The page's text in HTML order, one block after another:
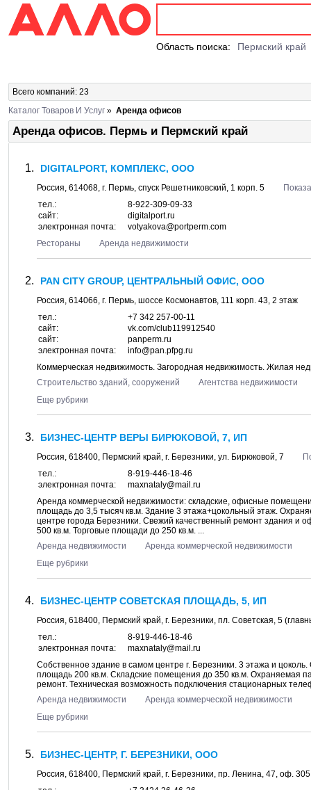
Область поиска: Пермский край
Всего компаний: 23
Каталог Товаров И Услуг » Аренда офисов
Аренда офисов. Пермь и Пермский край
DIGITALPORT, КОМПЛЕКС, ООО
Россия, 614068, г. Пермь, спуск Решетниковский, 1 корп. 5
тел.:
8-922-309-09-33
сайт:
digitalport.ru
электронная почта:
votyakova@portperm.com
Рестораны
Аренда недвижимости
PAN CITY GROUP, ЦЕНТРАЛЬНЫЙ ОФИС, ООО
Россия, 614066, г. Пермь, шоссе Космонавтов, 111 корп. 43, 2 этаж
тел.:
+7 342 257-00-11
сайт:
vk.com/club119912540
сайт:
panperm.ru
электронная почта:
info@pan.pfpg.ru
Коммерческая недвижимость. Загородная недвижимость. Жилая
Строительство зданий, сооружений
Агентства недвижимости
Еще рубрики
БИЗНЕС-ЦЕНТР ВЕРЫ БИРЮКОВОЙ, 7, ИП
Россия, 618400, Пермский край, г. Березники, ул. Бирюковой, 7
тел.:
8-919-446-18-46
электронная почта:
maxnataly@mail.ru
Аренда коммерческой недвижимости: складские, офисные
площадь до 3,5 тысяч кв.м. Здание 3 этажа+цокольный этаж.
центре города Березники. Свежий качественный ремонт здания и
500 кв.м. Торговые площади до 250 кв.м. ...
Аренда недвижимости
Аренда коммерческой недвижимости
Еще рубрики
БИЗНЕС-ЦЕНТР СОВЕТСКАЯ ПЛОЩАДЬ, 5, ИП
Россия, 618400, Пермский край, г. Березники, пл. Советская, 5
тел.:
8-919-446-18-46
электронная почта:
maxnataly@mail.ru
Собственное здание в самом центре г. Березники. 3 этажа и
площадь 200 кв.м. Складские помещения до 350 кв.м. Охраняемая
ремонт. Техническая возможность подключения стационарных
Аренда недвижимости
Аренда коммерческой недвижимости
Еще рубрики
БИЗНЕС-ЦЕНТР, Г. БЕРЕЗНИКИ, ООО
Россия, 618400, Пермский край, г. Березники, пр. Ленина, 47, оф.